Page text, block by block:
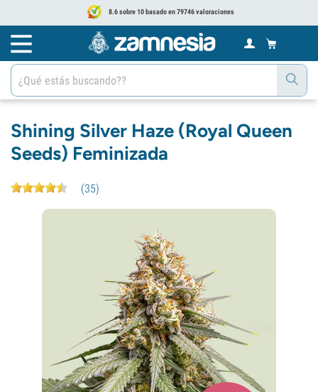
8.6 sobre 10 basado en 79746 valoraciones
Shining Silver Haze (Royal Queen
Seeds) Feminizada
(35)